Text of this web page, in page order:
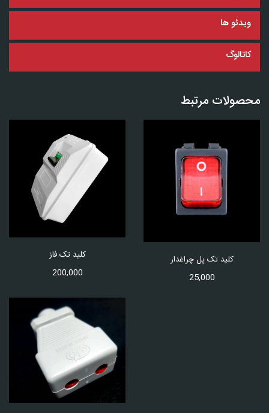
ویدئو ها
کاتالوگ
محصولات مرتبط
کلید تک پل چراغدار
25,000
کلید تک فاز
200,000